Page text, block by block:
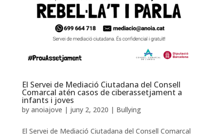
El Servei de Mediació Ciutadana del Consell
Comarcal atén casos de ciberassetjament a
infants i joves
by anoiajove | juny 2, 2020 | Bullying
El Servei de Mediació Ciutadana del Consell Comarcal